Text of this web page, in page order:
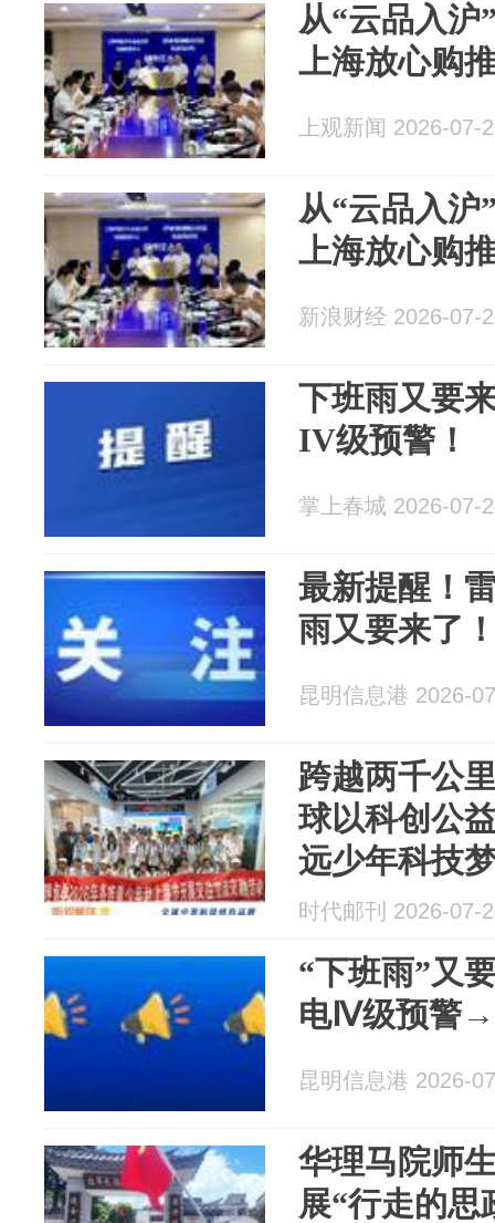
从“云品入
上海放心购
上观新闻 2026-07-
从“云品入
上海放心购
新浪财经 2026-07-
下班雨又要
IV级预警！
掌上春城 2026-07-
最新提醒！
雨又要来了
昆明信息港 2026-
跨越两千公
球以科创公
远少年科技
时代邮刊 2026-07-
“下班雨”又
电Ⅳ级预警→
昆明信息港 2026-
华理马院师
展“行走的思